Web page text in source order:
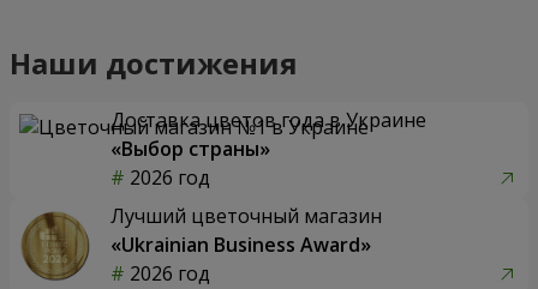
Наши достижения
Доставка цветов года в Украине
«Выбор страны»
2026 год
Лучший цветочный магазин
«Ukrainian Business Award»
2026 год